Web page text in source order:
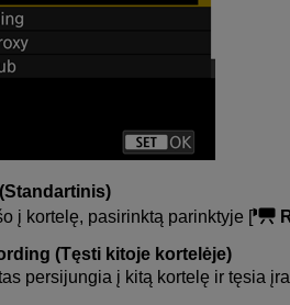
į kortelę, pasirinktą parinktyje [
(Tęsti kitoje kortelėje)
persijungia į kitą kortelę ir tęsia